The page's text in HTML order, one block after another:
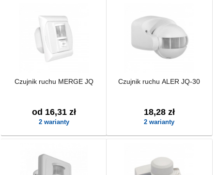
Czujnik ruchu MERGE JQ
od 16,31 zł
2 warianty
Czujnik ruchu ALER JQ-30
18,28 zł
2 warianty